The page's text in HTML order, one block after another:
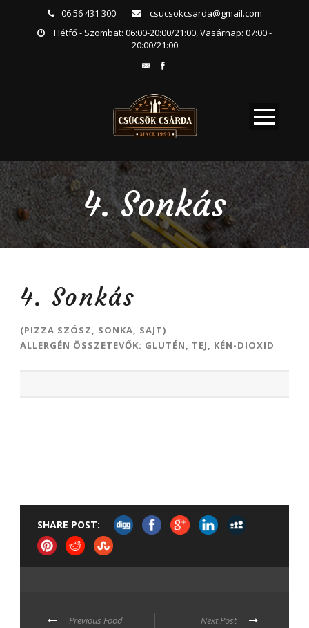
06 56 431 300
csucsokcsarda@gmail.com
Hétfő - Szombat: 06:00-20:00/21:00, Vasárnap: 07:00 -
20:00/21:00
4. Sonkás
4. Sonkás
(PIZZA SZÓSZ, SONKA, SAJT)
ALLERGÉN ÖSSZETEVŐK: GLUTÉN, TEJ, KÉN-DIOXID
SHARE POST:
Previous Food
Next Post